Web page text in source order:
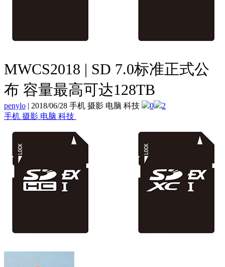
MWCS2018 | SD 7.0标准正式公
布 容量最高可达128TB
penylo | 2018/06/28 手机 摄影 电脑 科技 0
2
手机 摄影 电脑 科技